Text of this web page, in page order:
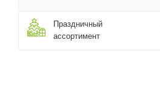
Праздничный
ассортимент